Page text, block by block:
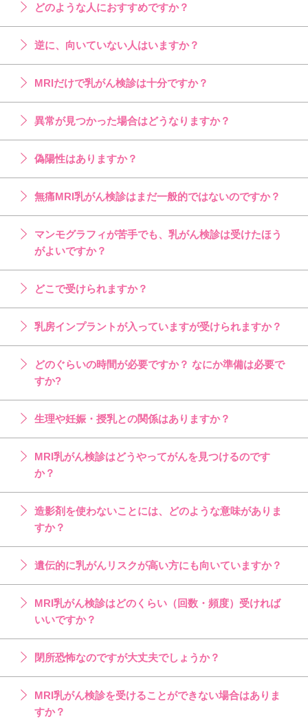
どのような人におすすめですか？
逆に、向いていない人はいますか？
MRIだけで乳がん検診は十分ですか？
異常が見つかった場合はどうなりますか？
偽陽性はありますか？
無痛MRI乳がん検診はまだ一般的ではないのですか？
マンモグラフィが苦手でも、乳がん検診は受けたほう
がよいですか？
どこで受けられますか？
乳房インプラントが入っていますが受けられますか？
どのぐらいの時間が必要ですか？ なにか準備は必要で
すか?
生理や妊娠・授乳との関係はありますか？
MRI乳がん検診はどうやってがんを見つけるのです
か？
造影剤を使わないことには、どのような意味がありま
すか？
遺伝的に乳がんリスクが高い方にも向いていますか？
MRI乳がん検診はどのくらい（回数・頻度）受ければ
いいですか？
閉所恐怖なのですが大丈夫でしょうか？
MRI乳がん検診を受けることができない場合はありま
すか？